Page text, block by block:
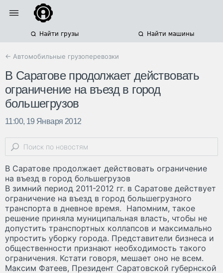
Найти грузы Найти машины
← Автомобильные грузоперевозки
В Саратове продолжает действовать
ограничение на въезд в город
большегрузов
11:00, 19 Января 2012
В Саратове продолжает действовать ограничение
на въезд в город большегрузов
В зимний период 2011-2012 гг. в Саратове действует
ограничение на въезд в город большегрузного
транспорта в дневное время. Напомним, такое
решение приняла муниципальная власть, чтобы не
допустить транспортных коллапсов и максимально
упростить уборку города. Представители бизнеса и
общественности признают необходимость такого
ограничения. Кстати говоря, мешает оно не всем.
Максим Фатеев, Президент Саратовской губернской